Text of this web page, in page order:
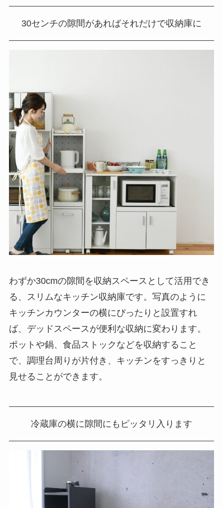
30センチの隙間があればそれだけで収納庫に
わずか30cmの隙間を収納スペースとして活用でき
る、スリムなキッチン収納庫です。写真のように
キッチンカウンターの横にぴったりと設置すれ
ば、デッドスペースが便利な収納に変わります。
ポットや鍋、食品ストックなどを収納すること
で、調理台周りが片付き、キッチンをすっきりと
見せることができます。
冷蔵庫の横に隙間にもピッタリ入ります